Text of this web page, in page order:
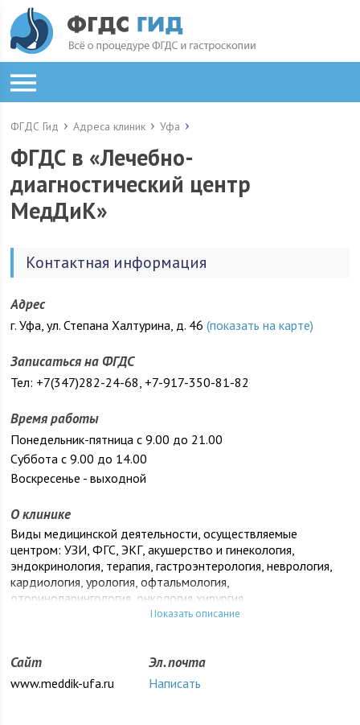
ФГДС Гид Адреса клиник Уфа
ФГДС в «Лечебно-
диагностический центр
МедДиК»
Контактная информация
Адрес
г. Уфа, ул. Степана Халтурина, д. 46(показать на карте)
Записаться на ФГДС
Тел: +7(347)282-24-68, +7-917-350-81-82
Время работы
Понедельник-пятница с 9.00 до 21.00
Суббота с 9.00 до 14.00
Воскресенье - выходной
О клинике
Виды медицинской деятельности, осуществляемые
центром: УЗИ, ФГС, ЭКГ, акушерство и гинекология,
эндокринология, терапия, гастроэнтерология, неврология,
кардиология, урология, офтальмология,
оториноларингология, онкология,хирургия,
дерматовенерология, аллергология, наркология-психиатрия,
гинеколог-эндокринолог в Уфе.
Отдельным направлением в акушерстве и гинекологии
Показать описание
Сайт
www.meddik-ufa.ru
Эл. почта
Написать